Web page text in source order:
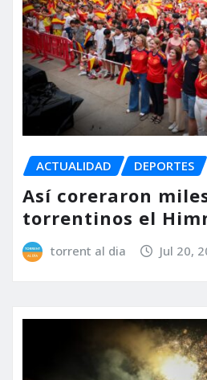
ACTUALIDAD DEPORTES
Así coreraron
torrentinos el
torrent al dia Jul 20,